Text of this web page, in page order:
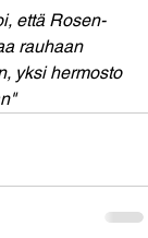
että Rosen-
rauhaan
yksi hermosto